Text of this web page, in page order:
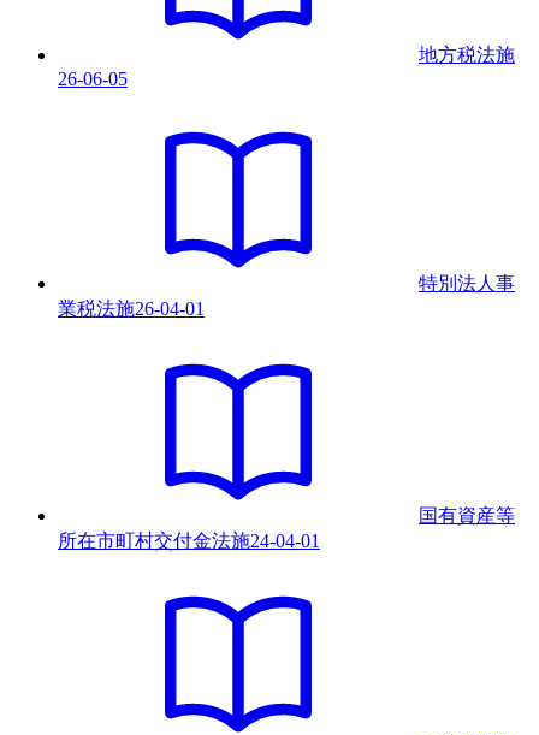
地方税法施
26-06-05
特別法人事
業税法施26-04-01
国有資産等
所在市町村交付金法施24-04-01